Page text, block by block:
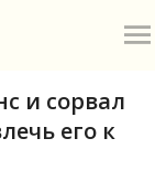
и сорвал
его к